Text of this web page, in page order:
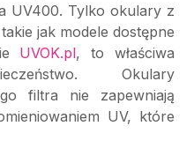
UV400. Tylko okulary z
jak modele dostępne
UVOK.pl, to właściwa
Okulary
filtra nie zapewniają
UV, które